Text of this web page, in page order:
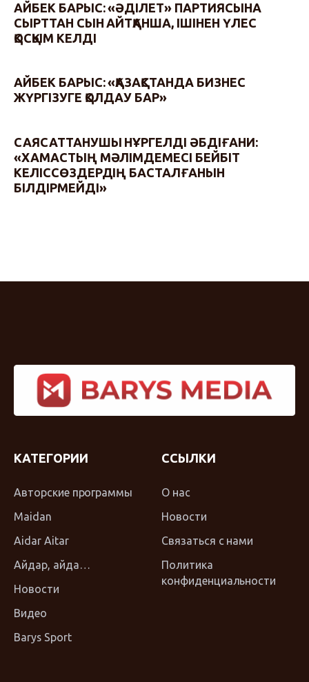
АЙБЕК БАРЫС: «ӘДІЛЕТ» ПАРТИЯСЫНА
СЫРТТАН СЫН АЙТҚАНША, ІШІНЕН ҮЛЕС
ҚОСҚЫМ КЕЛДІ
АЙБЕК БАРЫС: «ҚАЗАҚСТАНДА БИЗНЕС
ЖҮРГІЗУГЕ ҚОЛДАУ БАР»
САЯСАТТАНУШЫ НҰРГЕЛДІ ӘБДІҒАНИ:
«ХАМАСТЫҢ МӘЛІМДЕМЕСІ БЕЙБІТ
КЕЛІССӨЗДЕРДІҢ БАСТАЛҒАНЫН
БІЛДІРМЕЙДІ»
КАТЕГОРИИ
Авторские программы
Maidan
Aidar Aitar
Айдар, айда…
Новости
Видео
Barys Sport
ССЫЛКИ
О нас
Новости
Связаться с нами
Политика
конфиденциальности